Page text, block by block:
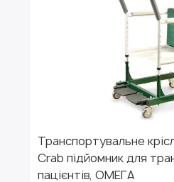
Транспортувальне
Crab підйомник для
пацієнтів, ОМЕГА